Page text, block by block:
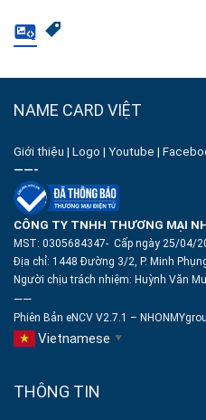
NAME CARD VIỆT
Giới thiệu | Logo | Youtube |
——-
CÔNG TY TNHH THƯƠNG MẠI
MST: 0305684347- Cấp ngày 25/04/
Địa chỉ: 1448 Đường 3/2, P. Minh
Người chịu trách nhiệm: Huỳnh Văn
——
Phiên Bản eNCV V2.7.1 –
Vietnamese ▼
THÔNG TIN